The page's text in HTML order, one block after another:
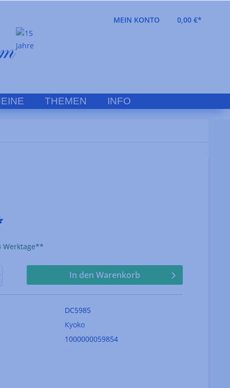
MEIN KONTO
0,00 €*
THEMEN INFO
Werktage**
In den Warenkorb
DC5985
Kyoko
1000000059854